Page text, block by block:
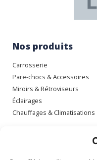
Nos produits
Carrosserie
Pare-chocs & Accessoires
Miroirs & Rétroviseurs
Éclairages
Chauffages & Climatisations
Mon compte